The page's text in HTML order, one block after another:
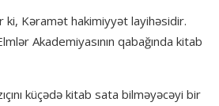
ki, Kəramət hakimiyyət layihəsidir.
Akademiyasının qabağında kitab
küçədə kitab sata bilməyəcəyi bir